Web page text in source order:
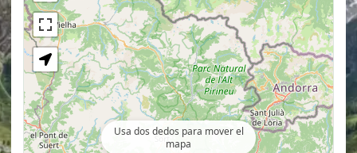
Usa dos dedos para mover el
mapa